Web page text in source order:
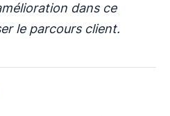
dans ce
le parcours client.